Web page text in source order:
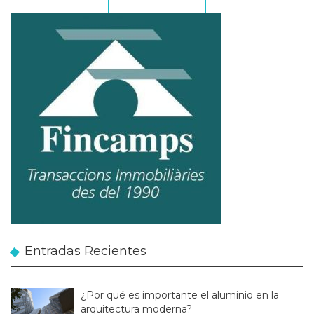
Entradas Recientes
¿Por qué es importante el aluminio en la
arquitectura moderna?